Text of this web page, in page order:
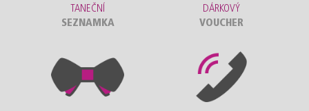
TANEČNÍ
SEZNAMKA
DÁRKOVÝ
VOUCHER